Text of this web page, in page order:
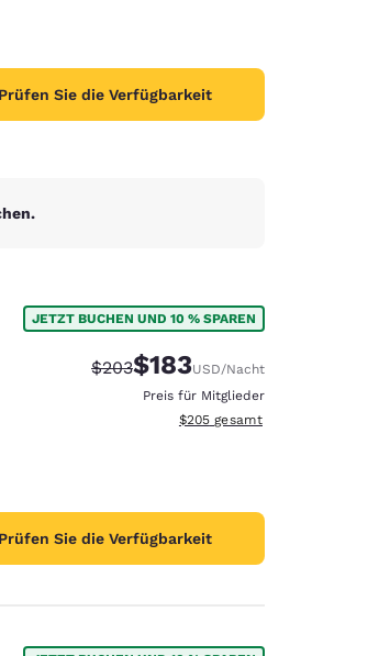
Prüfen Sie die Verfügbarkeit
JETZT BUCHEN UND 10 % SPAREN
Durchgestrichener Preis:
$203Vergünstigter Preis:
$183USD/Nacht
Preis für Mitglieder
Geschätzte Gesamtdetails
$205 gesamt
Prüfen Sie die Verfügbarkeit